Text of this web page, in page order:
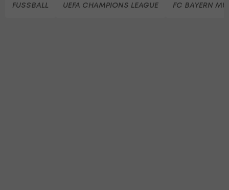
FUSSBALL UEFA CHAMPIONS LEAGUE FC BAYERN